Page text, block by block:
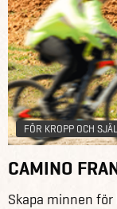
FÖR KROPP OCH SJÄL
CAMINO
Skapa minnen